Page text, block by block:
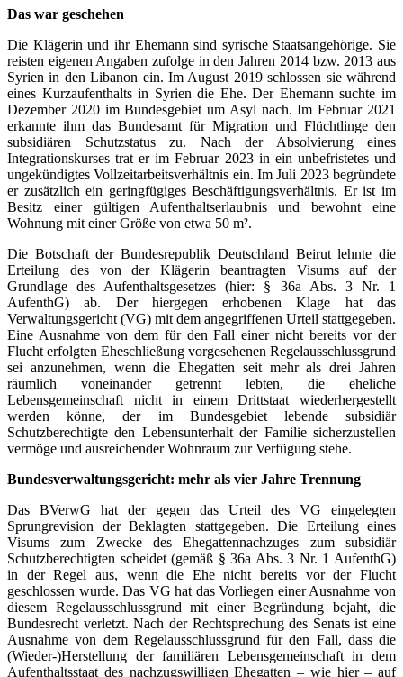
Das war geschehen
Die Klägerin und ihr Ehemann sind syrische Staatsangehörige. Sie
reisten eigenen Angaben zufolge in den Jahren 2014 bzw. 2013 aus
Syrien in den Libanon ein. Im August 2019 schlossen sie während
eines Kurzaufenthalts in Syrien die Ehe. Der Ehemann suchte im
Dezember 2020 im Bundesgebiet um Asyl nach. Im Februar 2021
erkannte ihm das Bundesamt für Migration und Flüchtlinge den
subsidiären Schutzstatus zu. Nach der Absolvierung eines
Integrationskurses trat er im Februar 2023 in ein unbefristetes und
ungekündigtes Vollzeitarbeitsverhältnis ein. Im Juli 2023 begründete
er zusätzlich ein geringfügiges Beschäftigungsverhältnis. Er ist im
Besitz einer gültigen Aufenthaltserlaubnis und bewohnt eine
Wohnung mit einer Größe von etwa 50 m².
Die Botschaft der Bundesrepublik Deutschland Beirut lehnte die
Erteilung des von der Klägerin beantragten Visums auf der
Grundlage des Aufenthaltsgesetzes (hier: § 36a Abs. 3 Nr. 1
AufenthG) ab. Der hiergegen erhobenen Klage hat das
Verwaltungsgericht (VG) mit dem angegriffenen Urteil stattgegeben.
Eine Ausnahme von dem für den Fall einer nicht bereits vor der
Flucht erfolgten Eheschließung vorgesehenen Regelausschlussgrund
sei anzunehmen, wenn die Ehegatten seit mehr als drei Jahren
räumlich voneinander getrennt lebten, die eheliche
Lebensgemeinschaft nicht in einem Drittstaat wiederhergestellt
werden könne, der im Bundesgebiet lebende subsidiär
Schutzberechtigte den Lebensunterhalt der Familie sicherzustellen
vermöge und ausreichender Wohnraum zur Verfügung stehe.
Bundesverwaltungsgericht: mehr als vier Jahre Trennung
Das BVerwG hat der gegen das Urteil des VG eingelegten
Sprungrevision der Beklagten stattgegeben. Die Erteilung eines
Visums zum Zwecke des Ehegattennachzuges zum subsidiär
Schutzberechtigten scheidet (gemäß § 36a Abs. 3 Nr. 1 AufenthG)
in der Regel aus, wenn die Ehe nicht bereits vor der Flucht
geschlossen wurde. Das VG hat das Vorliegen einer Ausnahme von
diesem Regelausschlussgrund mit einer Begründung bejaht, die
Bundesrecht verletzt. Nach der Rechtsprechung des Senats ist eine
Ausnahme von dem Regelausschlussgrund für den Fall, dass die
(Wieder-)Herstellung der familiären Lebensgemeinschaft in dem
Aufenthaltsstaat des nachzugswilligen Ehegatten – wie hier – auf